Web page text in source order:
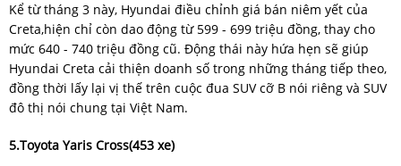
Kể từ tháng 3 này, Hyundai điều chỉnh giá bán niêm yết của
Creta,hiện chỉ còn dao động từ 599 - 699 triệu đồng, thay cho
mức 640 - 740 triệu đồng cũ. Động thái này hứa hẹn sẽ giúp
Hyundai Creta cải thiện doanh số trong những tháng tiếp theo,
đồng thời lấy lại vị thế trên cuộc đua SUV cỡ B nói riêng và SUV
đô thị nói chung tại Việt Nam.
5.Toyota Yaris Cross(453 xe)